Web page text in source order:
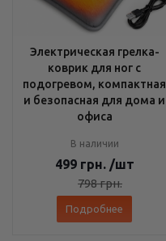
Электрическая грелка-
коврик для ног с
подогревом, компактная
и безопасная для дома и
офиса
В наличии
499 грн. /шт
798грн.
Подробнее